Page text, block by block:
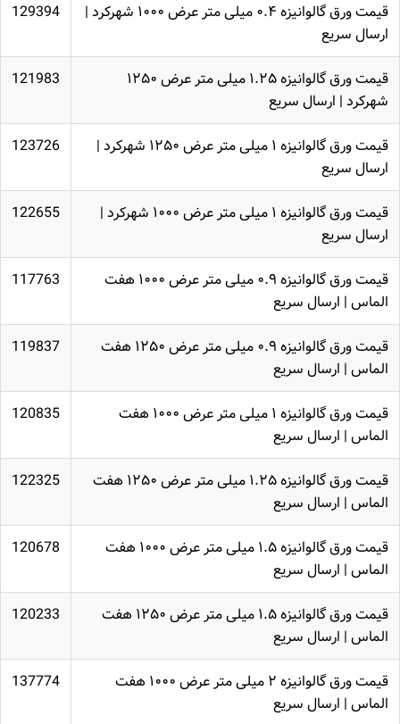
قیمت ورق گالوانیزه ۰.۴ میلی متر عرض ۱۰۰۰ شهرکرد |
ارسال سریع
129394
قیمت ورق گالوانیزه ۱.۲۵ میلی متر عرض ۱۲۵۰
شهرکرد | ارسال سریع
121983
قیمت ورق گالوانیزه ۱ میلی متر عرض ۱۲۵۰ شهرکرد |
ارسال سریع
123726
قیمت ورق گالوانیزه ۱ میلی متر عرض ۱۰۰۰ شهرکرد |
ارسال سریع
122655
قیمت ورق گالوانیزه ۰.۹ میلی متر عرض ۱۰۰۰ هفت
الماس | ارسال سریع
117763
قیمت ورق گالوانیزه ۰.۹ میلی متر عرض ۱۲۵۰ هفت
الماس | ارسال سریع
119837
قیمت ورق گالوانیزه ۱ میلی متر عرض ۱۰۰۰ هفت
الماس | ارسال سریع
120835
قیمت ورق گالوانیزه ۱.۲۵ میلی متر عرض ۱۲۵۰ هفت
الماس | ارسال سریع
122325
قیمت ورق گالوانیزه ۱.۵ میلی متر عرض ۱۰۰۰ هفت
الماس | ارسال سریع
120678
قیمت ورق گالوانیزه ۱.۵ میلی متر عرض ۱۲۵۰ هفت
الماس | ارسال سریع
120233
قیمت ورق گالوانیزه ۲ میلی متر عرض ۱۰۰۰ هفت
الماس | ارسال سریع
137774